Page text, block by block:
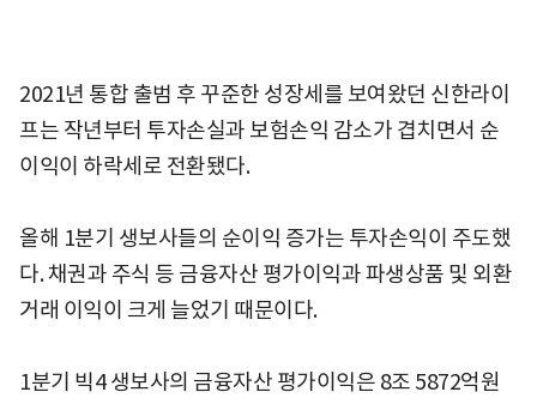
2021년 통합 출범 후 꾸준한 성장세를 보여왔던 신한라이
프는 작년부터 투자손실과 보험손익 감소가 겹치면서 순
이익이 하락세로 전환됐다.
올해 1분기 생보사들의 순이익 증가는 투자손익이 주도했
다. 채권과 주식 등 금융자산 평가이익과 파생상품 및 외환
거래 이익이 크게 늘었기 때문이다.
1분기 빅4 생보사의 금융자산 평가이익은 8조 5872억원